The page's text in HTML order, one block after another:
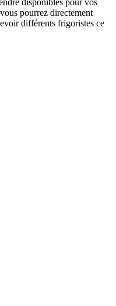
pourrez directement
différents frigoristes ce